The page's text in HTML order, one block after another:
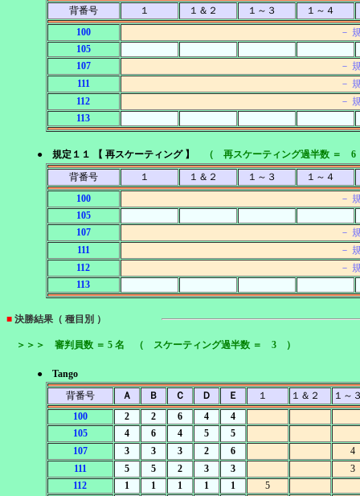
背番号
１ １＆２ １～３
１～４
100
－
105
107
－
111
－
112
－
113
● 規定１１ 【 再スケーティング 】
（ 再スケーティング過半数 ＝
背番号
１ １＆２ １～３
１～４
100
－
105
107
－
111
－
112
－
113
■ 決勝結果（ 種目別 ）
＞＞＞ 審判員数 ＝ 5 名 （ スケーティング過半数 ＝ 3 ）
● Tango
背番号
Ａ Ｂ Ｃ Ｄ Ｅ １ １＆２
１
100
2 2 6 4
4
105
4 6 4 5
5
107
3 3 3 2 6
4
111
5 5 2 3 3
3
112
1 1 1 1 1
5